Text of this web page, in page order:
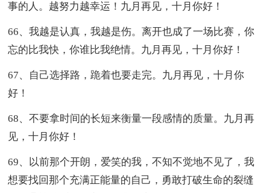
事的人。越努力越幸运！九月再见，十月你好！
66、我越是认真，我越是伤。离开也成了一场比赛，你
忘的比我快，你谁比我绝情。九月再见，十月你好！
67、自己选择路，跪着也要走完。九月再见，十月你
好！
68、不要拿时间的长短来衡量一段感情的质量。九月再
见，十月你好！
69、以前那个开朗，爱笑的我，不知不觉地不见了，我
想要找回那个充满正能量的自己，勇敢打破生命的裂缝